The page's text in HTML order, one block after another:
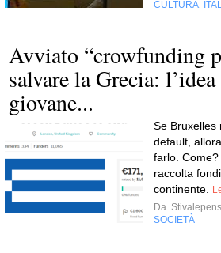
CULTURA
Avviato “crowfunding
salvare la Grecia:
giovane...
Se Bruxelles
default,
farlo.
raccolta
continente.
Da
SOCIETÀ